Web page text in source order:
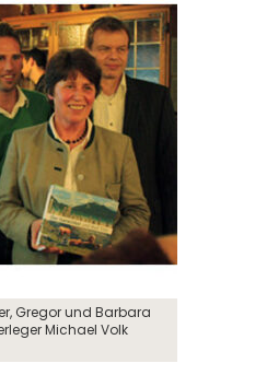
Gregor und Barbara
Michael Volk